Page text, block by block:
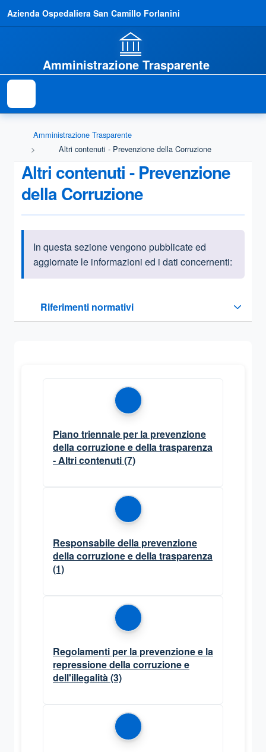
Azienda Ospedaliera San Camillo Forlanini
Amministrazione Trasparente
Amministrazione Trasparente
Altri contenuti - Prevenzione della Corruzione
Altri contenuti - Prevenzione
della Corruzione
Informazioni introduttive
In questa sezione vengono pubblicate ed
aggiornate le informazioni ed i dati concernenti:
Riferimenti normativi
Sezione compressa
Piano triennale per la prevenzione
della corruzione e della trasparenza
- Altri contenuti(7)
Responsabile della prevenzione
della corruzione e della trasparenza
(1)
Regolamenti per la prevenzione e la
repressione della corruzione e
dell'illegalità (3)